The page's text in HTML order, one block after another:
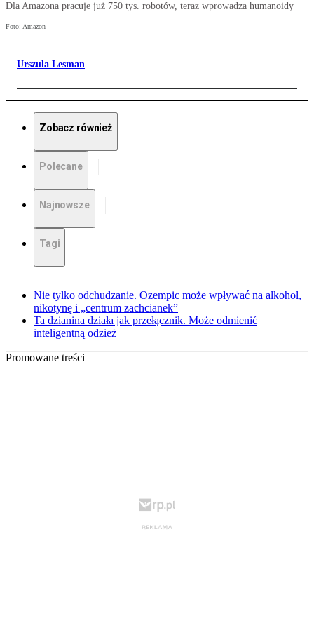
Dla Amazona pracuje już 750 tys. robotów, teraz wprowadza humanoidy
Foto: Amazon
Urszula Lesman
Zobacz również
Polecane
Najnowsze
Tagi
Nie tylko odchudzanie. Ozempic może wpływać na alkohol,
nikotynę i „centrum zachcianek”
Ta dzianina działa jak przełącznik. Może odmienić
inteligentną odzież
Promowane treści